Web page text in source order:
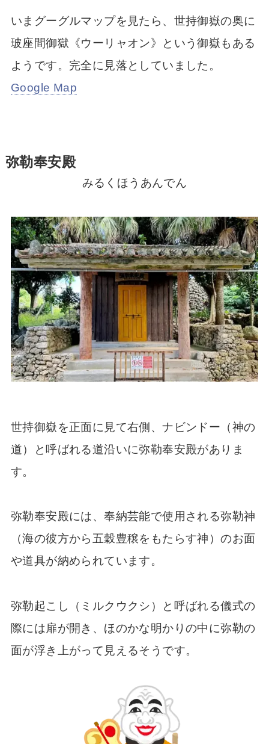
いまグーグルマップを見たら、世持御嶽の奥に
玻座間御獄《ウーリャオン》という御嶽もある
ようです。完全に見落としていました。
Google Map
弥勒奉安殿
みるくほうあんでん
世持御嶽を正面に見て右側、ナビンドー（神の
道）と呼ばれる道沿いに弥勒奉安殿がありま
す。
弥勒奉安殿には、奉納芸能で使用される弥勒神
（海の彼方から五穀豊穣をもたらす神）のお面
や道具が納められています。
弥勒起こし（ミルクウクシ）と呼ばれる儀式の
際には扉が開き、ほのかな明かりの中に弥勒の
面が浮き上がって見えるそうです。